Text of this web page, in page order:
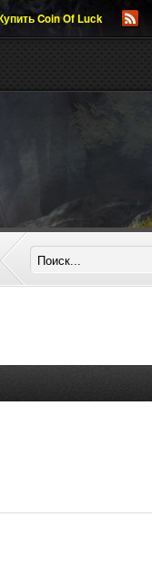
Coin Of Luck